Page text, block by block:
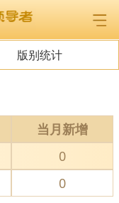
版别统计
当月新增
0
0